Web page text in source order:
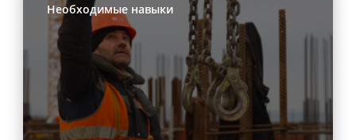
Необходимые навыки